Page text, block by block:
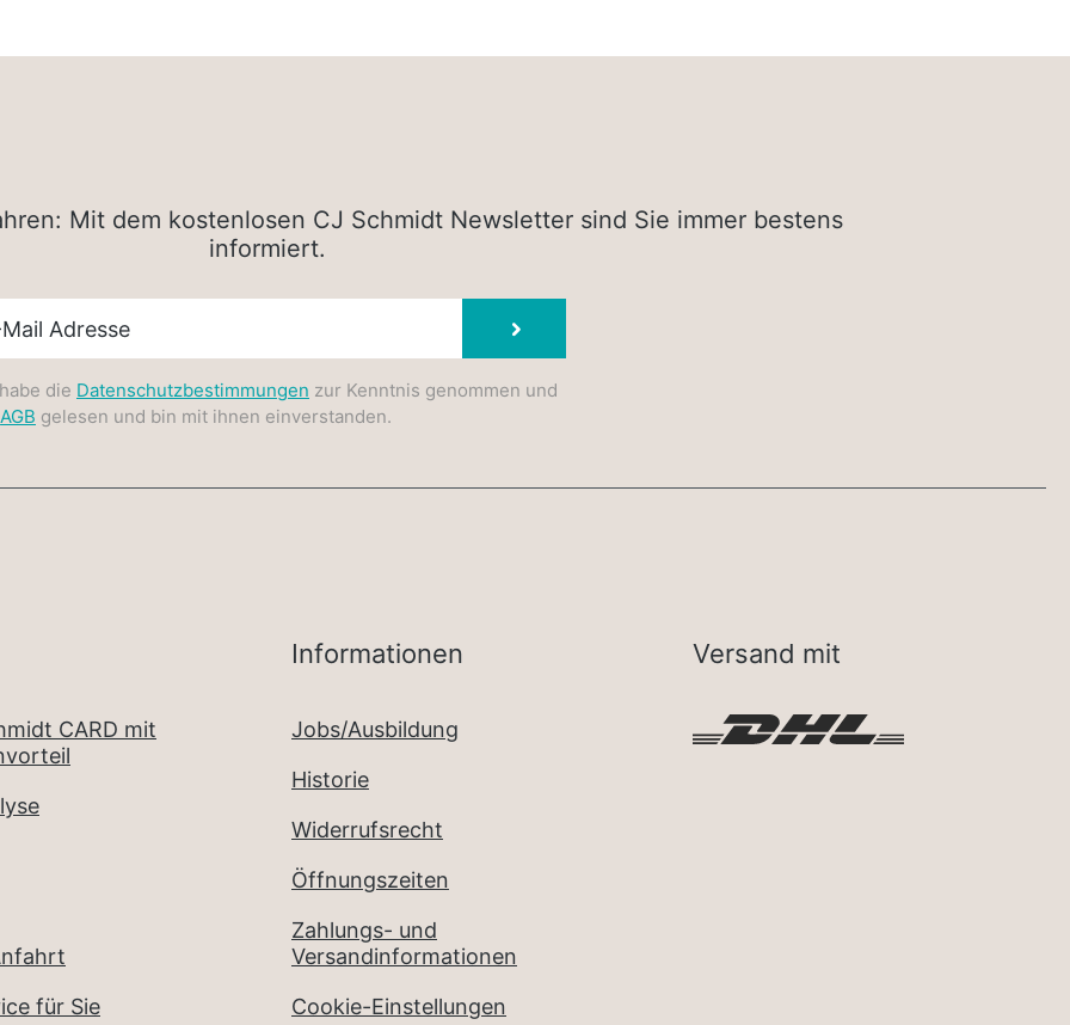
Mit dem kostenlosen CJ Schmidt Newsletter sind Sie immer bestens
informiert.
die Datenschutzbestimmungen zur Kenntnis genommen und
AGB gelesen und bin mit ihnen einverstanden.
CARD mit
für Sie
Informationen
Jobs/Ausbildung
Historie
Widerrufsrecht
Öffnungszeiten
Zahlungs- und
Versandinformationen
Cookie-Einstellungen
Versand mit